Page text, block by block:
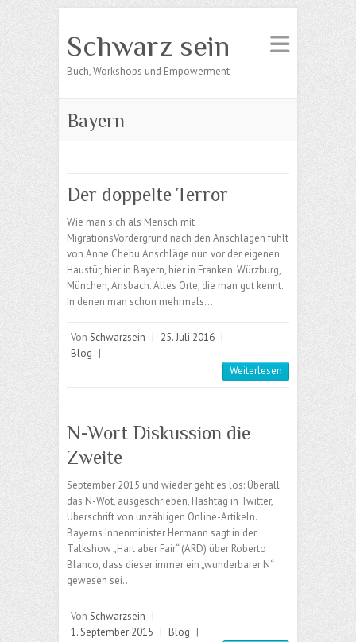
Schwarz sein
Buch, Workshops und Empowerment
Bayern
Der doppelte Terror
Wie man sich als Mensch mit
MigrationsVordergrund nach den Anschlägen fühlt
von Anne Chebu Anschläge nun vor der eigenen
Haustür, hier in Bayern, hier in Franken. Würzburg,
München, Ansbach. Alles Orte, die man gut kennt.
In denen man schon mehrmals…
Von Schwarzsein | 25. Juli 2016 |
Blog |
Weiterlesen
N-Wort Diskussion die
Zweite
September 2015 und wieder geht es los: Überall
das N-Wot, ausgeschrieben, Hashtag in Twitter,
Überschrift von unzähligen Online-Artikeln.
Bayerns Innenminister Hermann sagt in der
Talkshow „Hart aber Fair“ (ARD) über Roberto
Blanco, dass dieser immer ein „wunderbarer N“
gewesen sei.…
Von Schwarzsein |
1. September 2015 | Blog |